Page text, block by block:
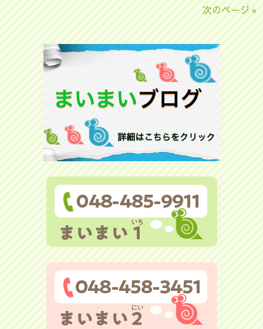
次のページ »